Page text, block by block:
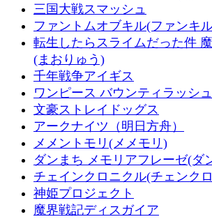
三国大戦スマッシュ
ファントムオブキル(ファンキ
転生したらスライムだった件
(まおりゅう)
千年戦争アイギス
ワンピース バウンティラッシュ
文豪ストレイドッグス
アークナイツ（明日方舟）
メメントモリ(メメモリ)
ダンまち メモリアフレーゼ(ダ
チェインクロニクル(チェンク
神姫プロジェクト
魔界戦記ディスガイア